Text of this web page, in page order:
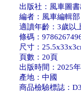
出版社：風車圖
編者：風車編輯部
適讀年齡：3歲以
條碼：
尺寸：
頁數：20頁
出版時間：2025年
產地：中國
商品檢驗標誌：